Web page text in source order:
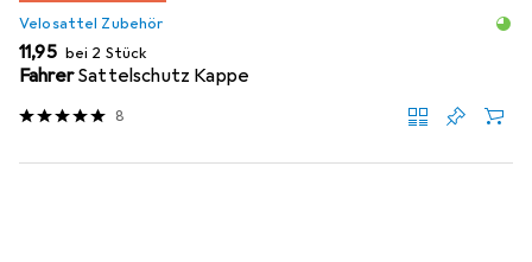
Velosattel Zubehör
EUR
11,95 bei 2 Stück
Fahrer Sattelschutz Kappe
8